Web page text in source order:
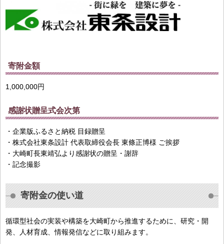
寄附金額
1,000,000円
感謝状贈呈式会次第
・企業版ふるさと納税 ⽬録贈呈
・株式会社東条設計 代表取締役会⻑ 東條正博様 ご挨拶
・⼤崎町⻑東靖弘より感謝状の贈呈・謝辞
・記念撮影
寄附金の使い道
循環型社会の実装や構築を大崎町から推進するために、研究・開
発、人材育成、情報発信などに取り組みます。